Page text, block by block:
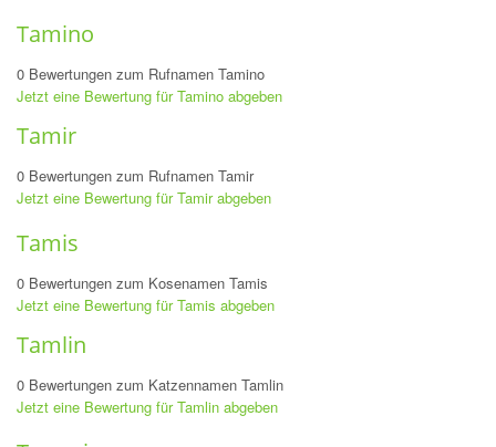
Tamino
0 Bewertungen zum Rufnamen Tamino
Jetzt eine Bewertung für Tamino abgeben
Tamir
0 Bewertungen zum Rufnamen Tamir
Jetzt eine Bewertung für Tamir abgeben
Tamis
0 Bewertungen zum Kosenamen Tamis
Jetzt eine Bewertung für Tamis abgeben
Tamlin
0 Bewertungen zum Katzennamen Tamlin
Jetzt eine Bewertung für Tamlin abgeben